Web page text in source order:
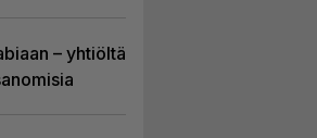
– yhtiöltä